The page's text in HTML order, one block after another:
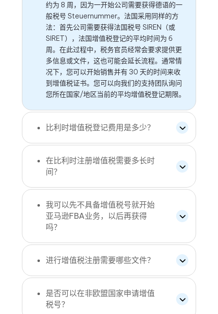
约为 8 周，因为一开始公司需要获得德语的一
般税号 Steuernummer。法国采用同样的方
法：首先公司需要获得法国税号 SIREN（或
SIRET），法国增值税登记的平均时间为 6
周。在此过程中，税务官员经常会要求提供更
多信息或文件，这也可能会延长流程。通常情
况下，您可以开始销售并有 30 天的时间来收
到增值税证书。您可以向我们的支持团队询问
您所在国家/地区当前的平均增值税登记期限。
比利时增值税登记费用是多少？
在比利时注册增值税需要多长时
间？
我可以先不具备增值税号就开始
亚马逊FBA业务，以后再获得
吗？
进行增值税注册需要哪些文件？
是否可以在非欧盟国家申请增值
税号？